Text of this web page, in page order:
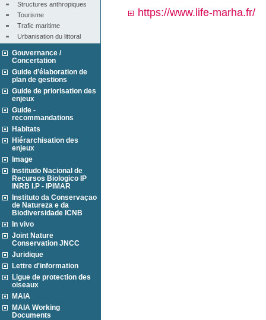
Structures anthropiques
Tourisme
Trafic maritime
Urbanisation du littoral
Gouvernance /
Concertation
Guide d’élaboration de
plan de gestions
Guide de priorisation des
enjeux
Guide -
recommandations
Habitats
Hiérarchisation des
enjeux
Image
Institudo Nacional de
Recursos Biologico IP
INRB I.P - IPIMAR
Instituto da Conservaçao
de Natureza e da
Biodiversidade ICNB
In vivo
Joint Nature
Conservation JNCC
Juridique
Lettre d'information
Ligue de protection des
oiseaux
MAIA
MAIA Working
Documents
https://www.life-marha.fr/